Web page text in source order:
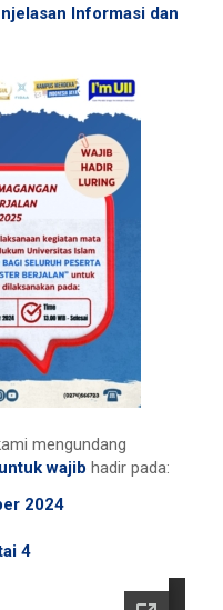
Informasi dan
mengundang
wajib hadir pada:
2024
4